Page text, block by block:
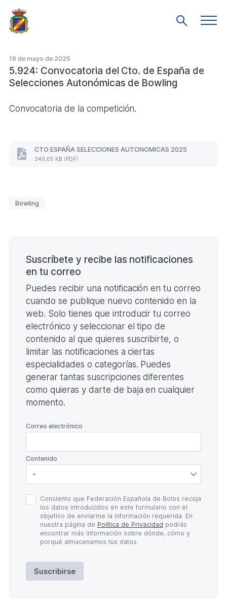
Saltar
al
contenido
Mostrar
19 de mayo de 2025
5.924: Convocatoria del Cto. de España de
Selecciones Autonómicas de Bowling
Convocatoria de la competición.
CTO ESPAÑA SELECCIONES AUTONOMICAS 2025
340,05 KB (PDF)
CTO
(Formato
Bowling
Suscríbete y recibe las notificaciones
en tu correo
Puedes recibir una notificación en tu correo
cuando se publique nuevo contenido en la
web. Solo tienes que introducir tu correo
electrónico y seleccionar el tipo de
contenido al que quieres suscribirte, o
limitar las notificaciones a ciertas
especialidades o categorías. Puedes
generar tantas suscripciones diferentes
como quieras y darte de baja en cualquier
momento.
Correo electrónico
Contenido
Política
de
Privacidad
Consiento que Federación Española de Bolos recoja
los datos introducidos en este formulario con el
objetivo de enviarme la información requerida. En
nuestra página de Política de Privacidad podrás
encontrar más información sobre dónde, cómo y
porqué almacenamos tus datos.
Suscribirse